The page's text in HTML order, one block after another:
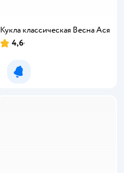
Кукла классическая Весна Ася
4,6
Уведомить о появлении